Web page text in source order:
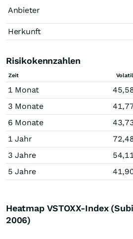
Anbieter
Herkunft
Risikokennzahlen
Zeit
1 Monat
3 Monate
6 Monate
1 Jahr
3 Jahre
5 Jahre
Heatmap VSTOXX-Index
2006)